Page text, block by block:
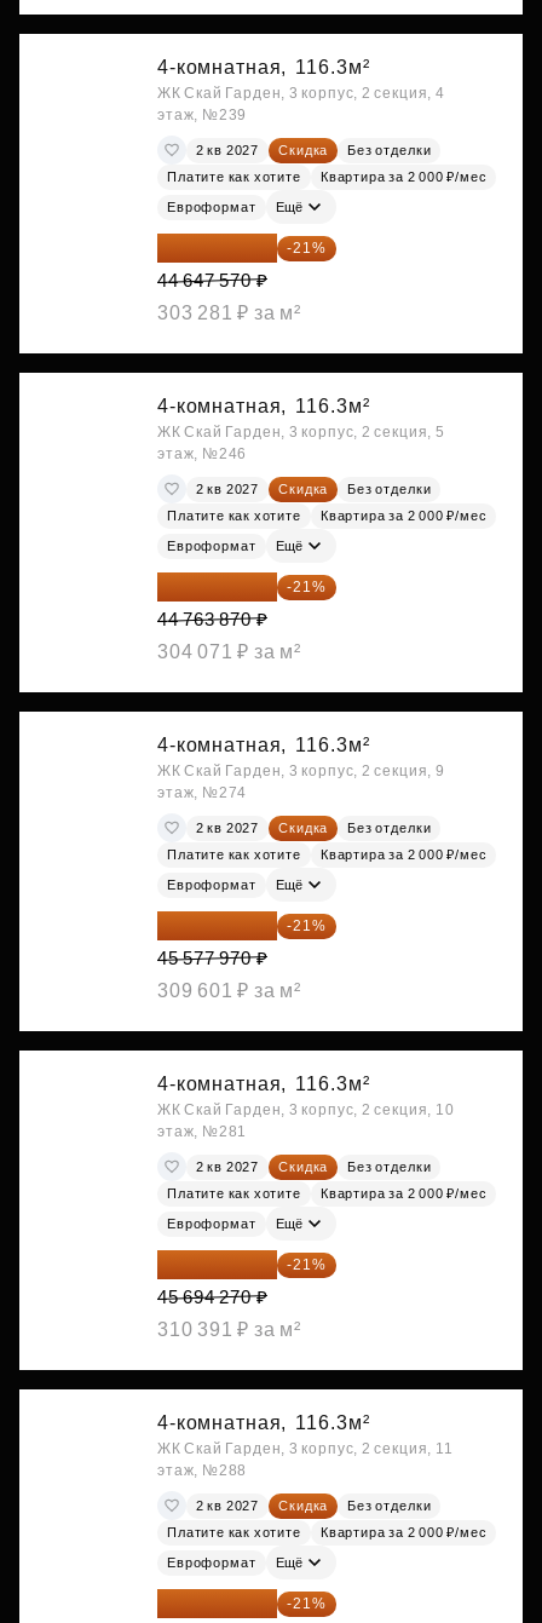
4-комнатная, 116.3м²
ЖК Скай Гарден, 3 корпус, 2 секция, 4
этаж, №239
2 кв 2027 Скидка
Без отделки
Платите как хотите
Квартира за 2 000 ₽/мес
Евроформат Ещё
35 271 580 ₽ -21%
44 647 570 ₽
303 281 ₽ за м²
4-комнатная, 116.3м²
ЖК Скай Гарден, 3 корпус, 2 секция, 5
этаж, №246
2 кв 2027 Скидка
Без отделки
Платите как хотите
Квартира за 2 000 ₽/мес
Евроформат Ещё
35 363 457 ₽ -21%
44 763 870 ₽
304 071 ₽ за м²
4-комнатная, 116.3м²
ЖК Скай Гарден, 3 корпус, 2 секция, 9
этаж, №274
2 кв 2027 Скидка
Без отделки
Платите как хотите
Квартира за 2 000 ₽/мес
Евроформат Ещё
36 006 596 ₽ -21%
45 577 970 ₽
309 601 ₽ за м²
4-комнатная, 116.3м²
ЖК Скай Гарден, 3 корпус, 2 секция, 10
этаж, №281
2 кв 2027 Скидка
Без отделки
Платите как хотите
Квартира за 2 000 ₽/мес
Евроформат Ещё
36 098 473 ₽ -21%
45 694 270 ₽
310 391 ₽ за м²
4-комнатная, 116.3м²
ЖК Скай Гарден, 3 корпус, 2 секция, 11
этаж, №288
2 кв 2027 Скидка
Без отделки
Платите как хотите
Квартира за 2 000 ₽/мес
Евроформат Ещё
36 144 412 ₽ -21%